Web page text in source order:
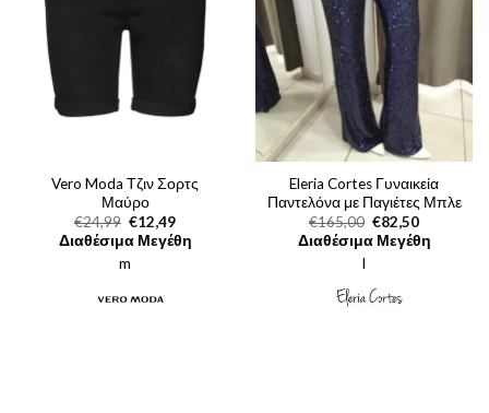
Vero Moda Τζιν Σορτς
Μαύρο
€24,99 Original
price
was:
€24,99.
€12,49Η
τρέχουσα
τιμή
Διαθέσιμα Μεγέθη
m
Eleria Cortes Γυναικεία
Παντελόνα με Παγιέτες Μπλε
€165,00 Original
price
was:
€82,50Η
τρέχουσα
τιμή
Διαθέσιμα Μεγέθη
l